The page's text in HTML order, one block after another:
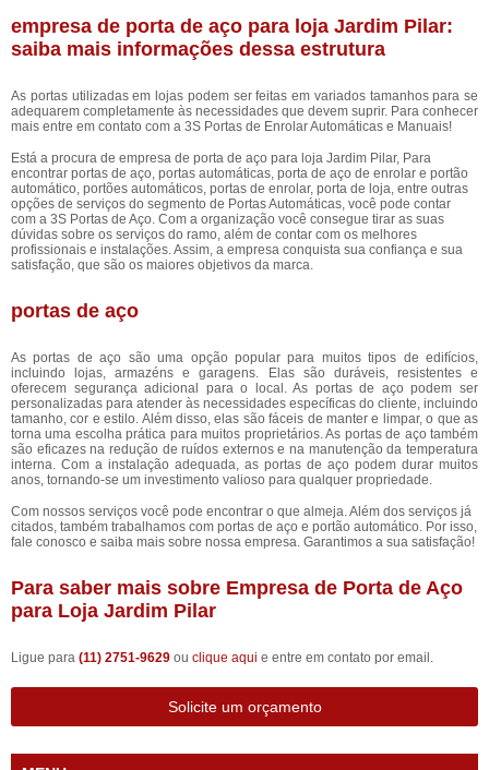
empresa de porta de aço para loja Jardim Pilar:
saiba mais informações dessa estrutura
As portas utilizadas em lojas podem ser feitas em variados tamanhos para se
adequarem completamente às necessidades que devem suprir. Para conhecer
mais entre em contato com a 3S Portas de Enrolar Automáticas e Manuais!
Está a procura de empresa de porta de aço para loja Jardim Pilar, Para
encontrar portas de aço, portas automáticas, porta de aço de enrolar e portão
automático, portões automáticos, portas de enrolar, porta de loja, entre outras
opções de serviços do segmento de Portas Automáticas, você pode contar
com a 3S Portas de Aço. Com a organização você consegue tirar as suas
dúvidas sobre os serviços do ramo, além de contar com os melhores
profissionais e instalações. Assim, a empresa conquista sua confiança e sua
satisfação, que são os maiores objetivos da marca.
portas de aço
As portas de aço são uma opção popular para muitos tipos de edifícios,
incluindo lojas, armazéns e garagens. Elas são duráveis, resistentes e
oferecem segurança adicional para o local. As portas de aço podem ser
personalizadas para atender às necessidades específicas do cliente, incluindo
tamanho, cor e estilo. Além disso, elas são fáceis de manter e limpar, o que as
torna uma escolha prática para muitos proprietários. As portas de aço também
são eficazes na redução de ruídos externos e na manutenção da temperatura
interna. Com a instalação adequada, as portas de aço podem durar muitos
anos, tornando-se um investimento valioso para qualquer propriedade.
Com nossos serviços você pode encontrar o que almeja. Além dos serviços já
citados, também trabalhamos com portas de aço e portão automático. Por isso,
fale conosco e saiba mais sobre nossa empresa. Garantimos a sua satisfação!
Para saber mais sobre Empresa de Porta de Aço
para Loja Jardim Pilar
Ligue para (11) 2751-9629 ou clique aqui e entre em contato por email.
Solicite um orçamento